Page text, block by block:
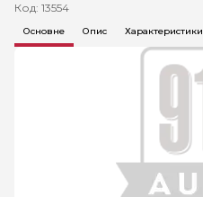
Код: 13554
Основне Опис Характеристики